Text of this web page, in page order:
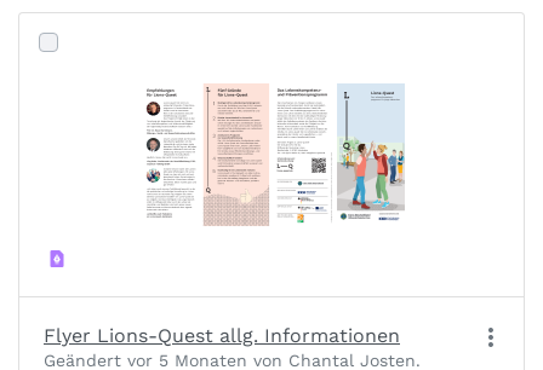
Flyer Lions-Quest allg. Informationen
Geändert vor 5 Monaten von Chantal Josten.